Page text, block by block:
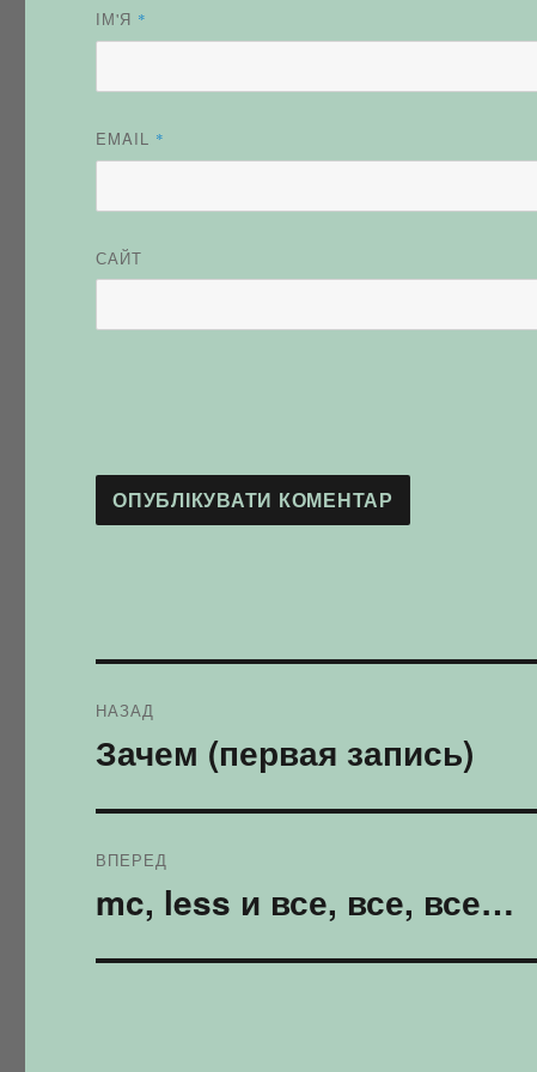
ІМ'Я *
EMAIL *
САЙТ
записів
НАЗАД
Попередній
Зачем (первая запись)
ВПЕРЕД
Наступний
запис:
mc, less и все, все, все…